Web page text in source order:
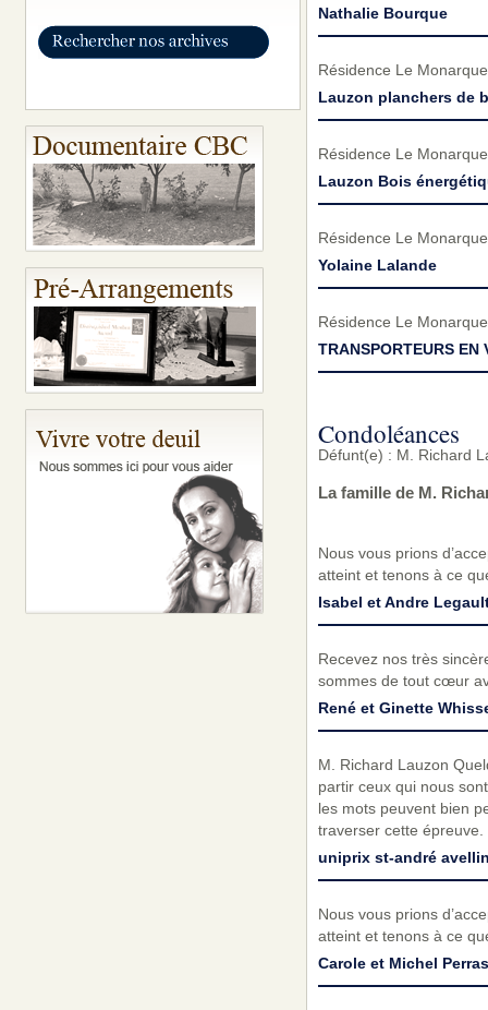
Nathalie Bourque
Résidence Le Monarque
Lauzon planchers de
Résidence Le Monarque
Lauzon Bois
Résidence Le Monarque
Yolaine Lalande
Résidence Le Monarque
TRANSPORTEURS EN
Condoléances
Défunt(e) : M. Richard
La famille de M.
Nous vous prions
atteint et tenons à ce
Isabel et Andre
Recevez nos très
sommes de tout cœur
René et Ginette
M. Richard Lauzon
partir ceux qui nous
les mots peuvent bien
traverser cette
uniprix st-andré
Nous vous prions
atteint et tenons à ce
Carole et Michel